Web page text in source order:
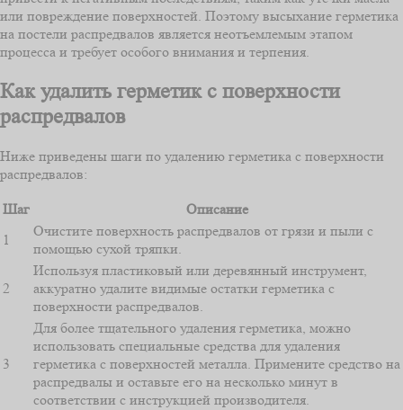
или повреждение поверхностей. Поэтому высыхание герметика
на постели распредвалов является неотъемлемым этапом
процесса и требует особого внимания и терпения.
Как удалить герметик с поверхности
распредвалов
Ниже приведены шаги по удалению герметика с поверхности
распредвалов:
Шаг
Описание
1
Очистите поверхность распредвалов от грязи и пыли с
помощью сухой тряпки.
2
Используя пластиковый или деревянный инструмент,
аккуратно удалите видимые остатки герметика с
поверхности распредвалов.
3
Для более тщательного удаления герметика, можно
использовать специальные средства для удаления
герметика с поверхностей металла. Примените средство на
распредвалы и оставьте его на несколько минут в
соответствии с инструкцией производителя.